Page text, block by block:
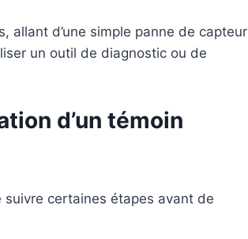
allant d’une simple panne de capteur
un outil de diagnostic ou de
d’un témoin
suivre certaines étapes avant de